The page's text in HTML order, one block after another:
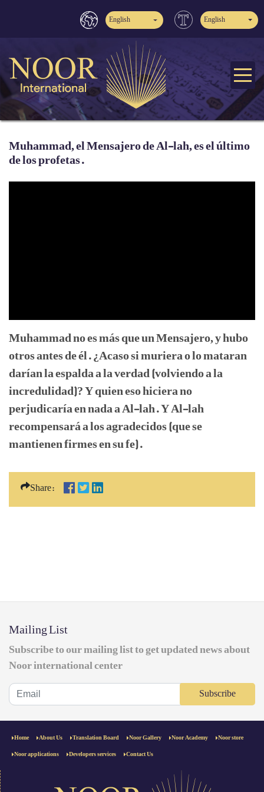
English English
Muhammad, el Mensajero de Al-lah, es el último
de los profetas.
Muhammad no es más que un Mensajero, y hubo
otros antes de él. ¿Acaso si muriera o lo mataran
darían la espalda a la verdad (volviendo a la
incredulidad)? Y quien eso hiciera no
perjudicaría en nada a Al-lah. Y Al-lah
recompensará a los agradecidos (que se
mantienen firmes en su fe).
Share:
Mailing List
Subscribe to our mailing list to get updated news about
Noor international center
Subscribe
Home About Us Translation Board Noor Gallery Noor Academy Noor store
Noor applications Developers services Contact Us